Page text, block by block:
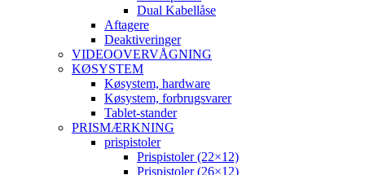
Dual Kabellåse
Aftagere
Deaktiveringer
VIDEOOVERVÅGNING
KØSYSTEM
Køsystem, hardware
Køsystem, forbrugsvarer
Tablet-stander
PRISMÆRKNING
prispistoler
Prispistoler (22×12)
Prispistoler (26×12)